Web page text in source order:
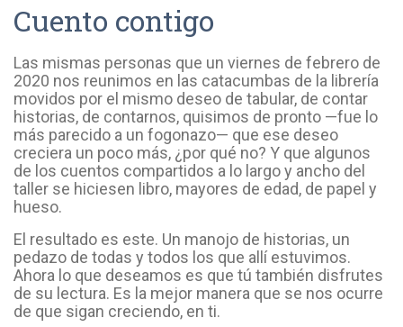
Cuento contigo
Las mismas personas que un viernes de febrero de
2020 nos reunimos en las catacumbas de la librería
movidos por el mismo deseo de tabular, de contar
historias, de contarnos, quisimos de pronto —fue lo
más parecido a un fogonazo— que ese deseo
creciera un poco más, ¿por qué no? Y que algunos
de los cuentos compartidos a lo largo y ancho del
taller se hiciesen libro, mayores de edad, de papel y
hueso.
El resultado es este. Un manojo de historias, un
pedazo de todas y todos los que allí estuvimos.
Ahora lo que deseamos es que tú también disfrutes
de su lectura. Es la mejor manera que se nos ocurre
de que sigan creciendo, en ti.